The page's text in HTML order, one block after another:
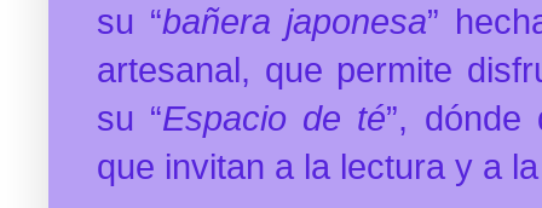
su “bañera japonesa”
artesanal, que permite
su “Espacio de té”, dónde
que invitan a la lectura y a